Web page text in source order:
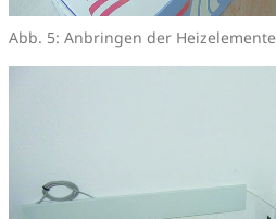
Abb. 5: Anbringen der Heizelemente